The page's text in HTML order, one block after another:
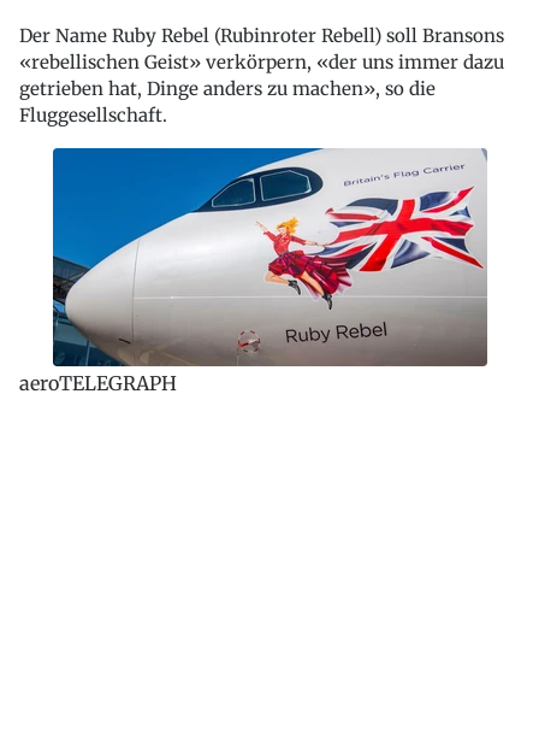
Der Name Ruby Rebel (Rubinroter Rebell) soll Bransons
«rebellischen Geist» verkörpern, «der uns immer dazu
getrieben hat, Dinge anders zu machen», so die
Fluggesellschaft.
aeroTELEGRAPH